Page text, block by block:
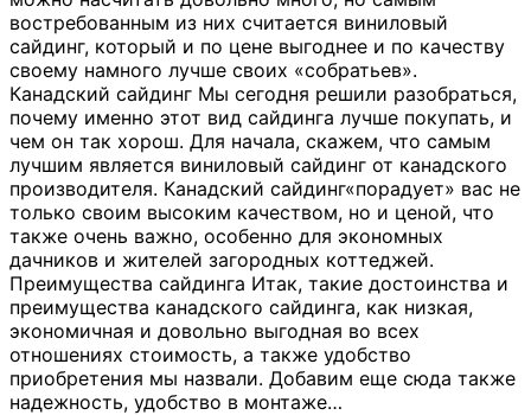
востребованным из них считается виниловый
сайдинг, который и по цене выгоднее и по качеству
своему намного лучше своих «собратьев».
Канадский сайдинг Мы сегодня решили разобраться,
почему именно этот вид сайдинга лучше покупать, и
чем он так хорош. Для начала, скажем, что самым
лучшим является виниловый сайдинг от канадского
производителя. Канадский сайдинг«порадует» вас не
только своим высоким качеством, но и ценой, что
также очень важно, особенно для экономных
дачников и жителей загородных коттеджей.
Преимущества сайдинга Итак, такие достоинства и
преимущества канадского сайдинга, как низкая,
экономичная и довольно выгодная во всех
отношениях стоимость, а также удобство
приобретения мы назвали. Добавим еще сюда также
надежность, удобство в монтаже…